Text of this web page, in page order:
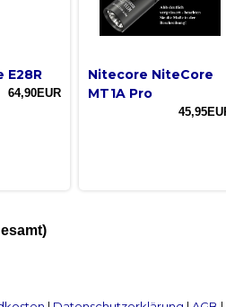
E28R
64,90EUR
Nitecore NiteCore
MT1A Pro